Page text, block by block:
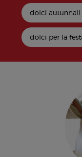
dolci autunnali
dolci per la